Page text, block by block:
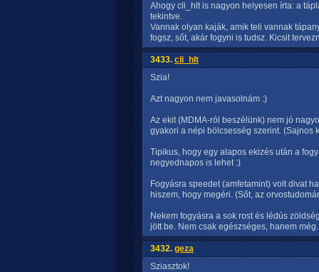
Ahogy cli_hlt is nagyon helyesen írta: a
tekintve.
Vannak olyan kaják, amik teli vannak
fogsz, sőt, akár fogyni is tudsz. Kicsit
3433. cli_hlt
Szia!
Azt nagyon nem javasolnám :)
Az ekit (MDMA-ról beszélünk) nem jó
gyakori a népi bölcsesség szerint. (Sajnos
Tipikus, hogy egy alapos ekizés után a
negyednapos is lehet :)
Fogyásra speedet (amfetamint) volt divat
hiszem, hogy megéri. (Sőt, az
Nekem fogyásra a sok rost és lédús
jött be. Nem csak egészséges, hanem
3432. geza
Sziasztok!